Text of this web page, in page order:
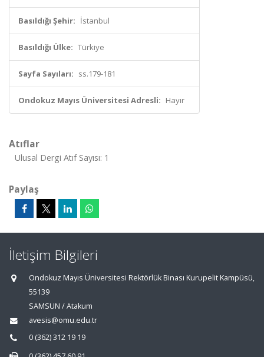
Basıldığı Şehir: İstanbul
Basıldığı Ülke: Türkiye
Sayfa Sayıları: ss.179-181
Ondokuz Mayıs Üniversitesi Adresli: Hayır
Atıflar
Ulusal Dergi Atıf Sayısı: 1
Paylaş
İletişim Bilgileri
Ondokuz Mayıs Üniversitesi Rektörlük Binası Kurupelit Kampüsü,
55139
SAMSUN / Atakum
avesis@omu.edu.tr
0 (362) 312 19 19